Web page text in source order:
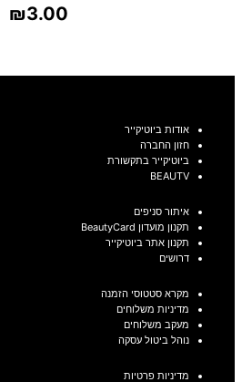
₪3.00
אודות ביוטיקייר
חזון החברה
ביוטיקייר בתקשורת
BEAUTV
איתור סניפים
תקנון מועדון BeautyCard
תקנון אתר ביוטיקייר
דרושים
מקרא סטטוסי הזמנה
מדיניות משלוחים
מעקב משלוחים
נוהל ביטול עסקה
מדיניות פרטיות